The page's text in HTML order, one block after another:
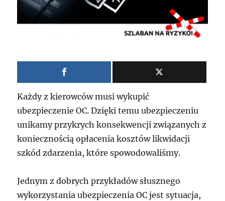
Każdy z kierowców musi wykupić
ubezpieczenie OC. Dzięki temu ubezpieczeniu
unikamy przykrych konsekwencji związanych z
koniecznością opłacenia kosztów likwidacji
szkód zdarzenia, które spowodowaliśmy.
Jednym z dobrych przykładów słusznego
wykorzystania ubezpieczenia OC jest sytuacja,